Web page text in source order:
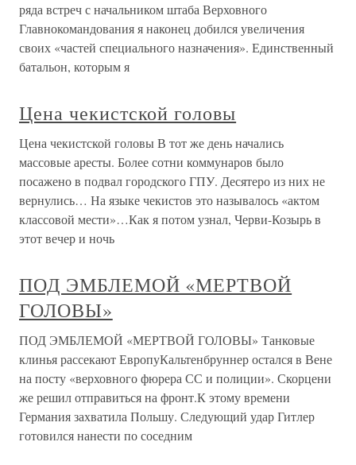
ряда встреч с начальником штаба Верховного
Главнокомандования я наконец добился увеличения
своих «частей специального назначения». Единственный
батальон, которым я
Цена чекистской головы
Цена чекистской головы В тот же день начались
массовые аресты. Более сотни коммунаров было
посажено в подвал городского ГПУ. Десятеро из них не
вернулись… На языке чекистов это называлось «актом
классовой мести»…Как я потом узнал, Черви-Козырь в
этот вечер и ночь
ПОД ЭМБЛЕМОЙ «МЕРТВОЙ
ГОЛОВЫ»
ПОД ЭМБЛЕМОЙ «МЕРТВОЙ ГОЛОВЫ» Танковые
клинья рассекают ЕвропуКальтенбруннер остался в Вене
на посту «верховного фюрера СС и полиции». Скорцени
же решил отправиться на фронт.К этому времени
Германия захватила Польшу. Следующий удар Гитлер
готовился нанести по соседним